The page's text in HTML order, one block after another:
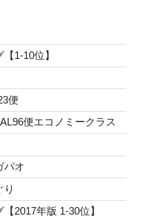
1-10位】
便
便エコノミークラス
パオ
2017年版 1-30位】